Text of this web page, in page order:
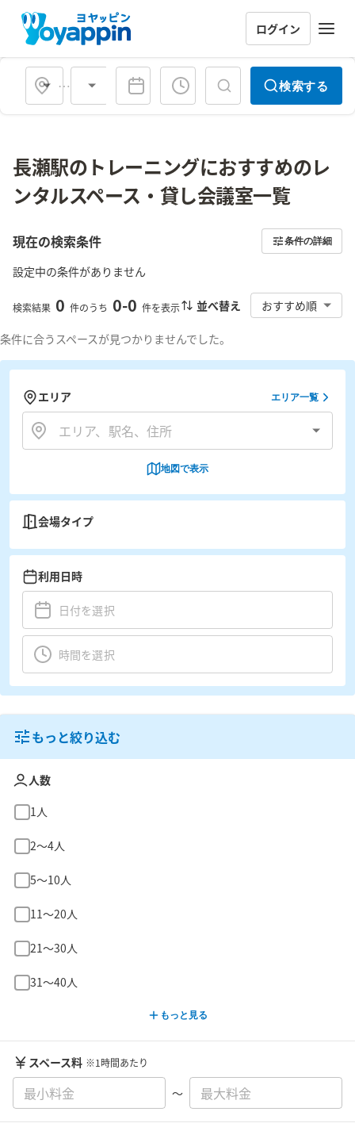
ログイン
会場タイプ 検索する
長瀬駅のトレーニングにおすすめのレ
ンタルスペース・貸し会議室一覧
現在の検索条件 条件の詳細
設定中の条件がありません
検索結果 0 件のうち 0-0 件を表示 並べ替え おすすめ順
条件に合うスペースが見つかりませんでした。
エリア エリア一覧
地図で表示
会場タイプ
利用日時
もっと絞り込む
人数
1人
2〜4人
5〜10人
11〜20人
21〜30人
31〜40人
もっと見る
スペース料 ※1時間あたり
〜